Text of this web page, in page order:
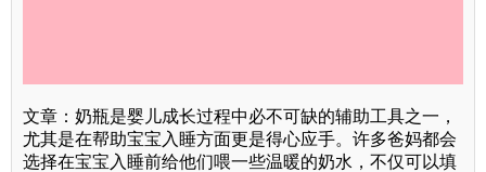
文章：奶瓶是婴儿成长过程中必不可缺的辅助工具之一，
尤其是在帮助宝宝入睡方面更是得心应手。许多爸妈都会
选择在宝宝入睡前给他们喂一些温暖的奶水，不仅可以填